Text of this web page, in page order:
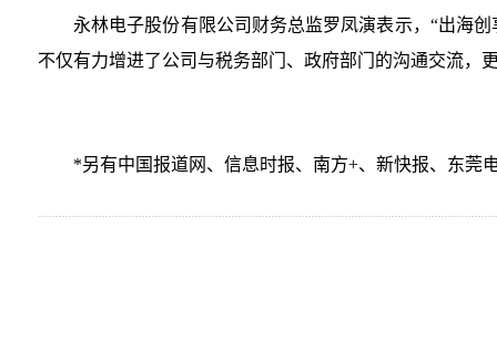
永林电子股份有限公司财务总监罗凤演表示，“出海
不仅有力增进了公司与税务部门、政府部门的沟通交流，
*另有中国报道网、信息时报、南方+、新快报、东莞